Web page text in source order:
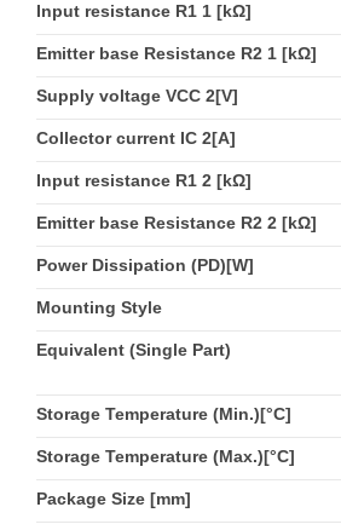
Input resistance R1 1 [kΩ]
Emitter base Resistance R2 1 [kΩ]
Supply voltage VCC 2[V]
Collector current IC 2[A]
Input resistance R1 2 [kΩ]
Emitter base Resistance R2 2 [kΩ]
Power Dissipation (PD)[W]
Mounting Style
Equivalent (Single Part)
Storage Temperature (Min.)[°C]
Storage Temperature (Max.)[°C]
Package Size [mm]